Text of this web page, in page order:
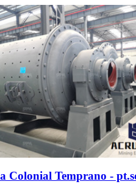
Colonial Temprano -